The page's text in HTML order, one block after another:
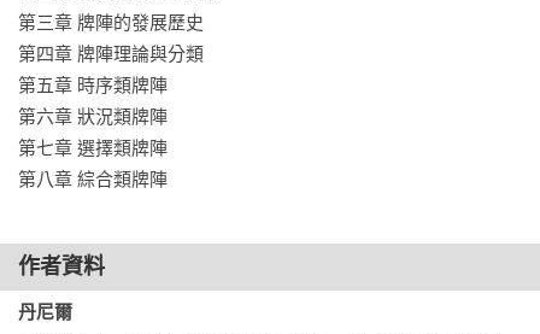
第三章 牌陣的發展歷史
第四章 牌陣理論與分類
第五章 時序類牌陣
第六章 狀況類牌陣
第七章 選擇類牌陣
第八章 綜合類牌陣
作者資料
丹尼爾